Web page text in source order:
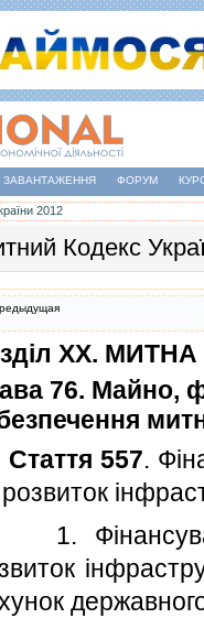
ЗАВАНТАЖЕННЯ ФОРУМ
2012
Кодекс
XX.
76. Майно,
Стаття 557.